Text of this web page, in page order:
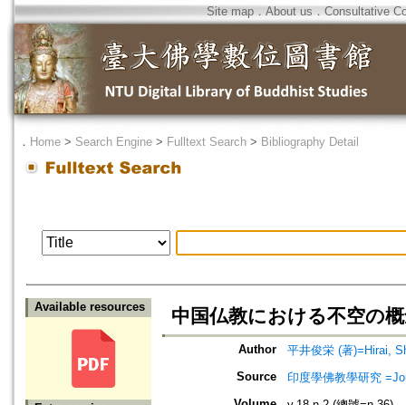
Site map．About us ． Consultative
． Home > Search Engine > Fulltext Search > Bibliography Detail
Available resources 中国仏教における不空の
Author
平井俊栄 (著)=Hirai,
Source
印度學佛教學研究